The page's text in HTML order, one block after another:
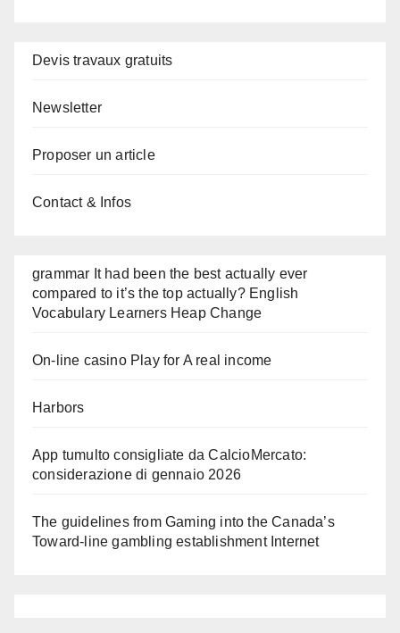
Devis travaux gratuits
Newsletter
Proposer un article
Contact & Infos
grammar It had been the best actually ever
compared to it’s the top actually? English
Vocabulary Learners Heap Change
On-line casino Play for A real income
Harbors
App tumulto consigliate da CalcioMercato:
considerazione di gennaio 2026
The guidelines from Gaming into the Canada’s
Toward-line gambling establishment Internet